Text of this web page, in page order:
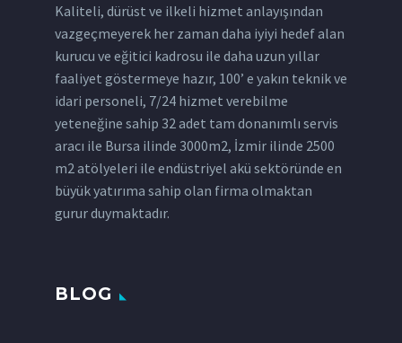
Kaliteli, dürüst ve ilkeli hizmet anlayışından
vazgeçmeyerek her zaman daha iyiyi hedef alan
kurucu ve eğitici kadrosu ile daha uzun yıllar
faaliyet göstermeye hazır, 100’ e yakın teknik ve
idari personeli, 7/24 hizmet verebilme
yeteneğine sahip 32 adet tam donanımlı servis
aracı ile Bursa ilinde 3000m2, İzmir ilinde 2500
m2 atölyeleri ile endüstriyel akü sektöründe en
büyük yatırıma sahip olan firma olmaktan
gurur duymaktadır.
BLOG